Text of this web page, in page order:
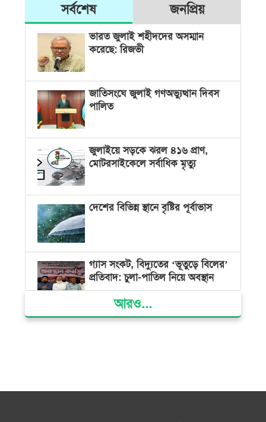
সর্বশেষ জনপ্রিয়
ভারত জুলাই শহীদদের অসম্মান
করেছে: রিজভী
জাতিসংঘে জুলাই গণঅভ্যুত্থান দিবস
পালিত
জুলাইয়ে সড়কে ঝরল ৪১৬ প্রাণ,
মোটরসাইকেলে সর্বাধিক মৃত্যু
দেশের বিভিন্ন স্থানে বৃষ্টির পূর্বাভাস
গ্যাস সংকট, বিদ্যুতের ‘ভূতুড়ে বিলের’
প্রতিবাদ: চুলা-পাতিল নিয়ে অবস্থান
ক্ষমতার কেন্দ্র গণভবন থেকে রক্তাক্ত
আরও...